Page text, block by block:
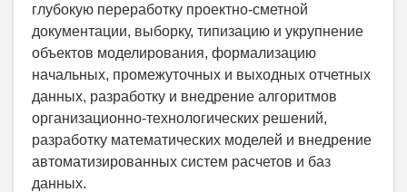
глубокую переработку проектно-сметной
документации, выборку, типизацию и укрупнение
объектов моделирования, формализацию
начальных, промежуточных и выходных отчетных
данных, разработку и внедрение алгоритмов
организационно-технологических решений,
разработку математических моделей и внедрение
автоматизированных систем расчетов и баз
данных.